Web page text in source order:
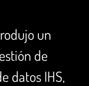
un
de
datos IHS,